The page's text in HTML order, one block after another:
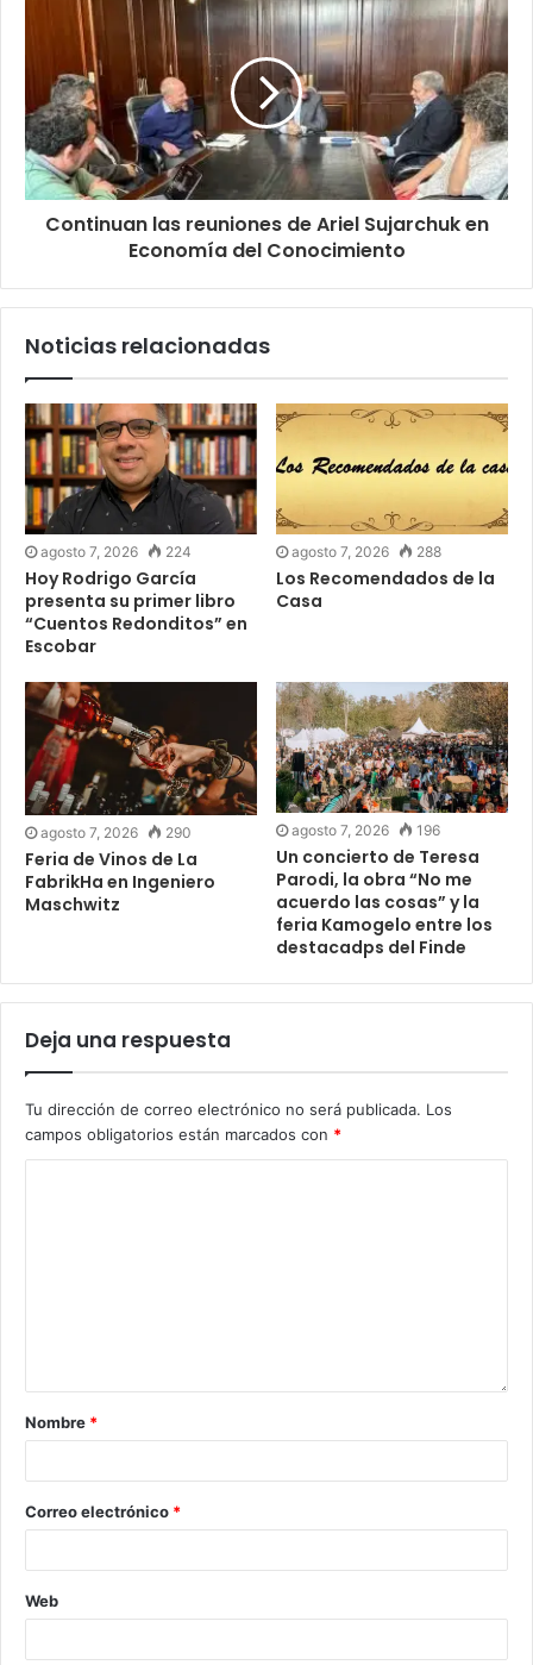
Continuan las reuniones de Ariel Sujarchuk en
Economía del Conocimiento
Noticias relacionadas
agosto 7, 2026 224
Hoy Rodrigo García
presenta su primer libro
“Cuentos Redonditos” en
Escobar
agosto 7, 2026 288
Los Recomendados de la
Casa
agosto 7, 2026 290
Feria de Vinos de La
FabrikHa en Ingeniero
Maschwitz
agosto 7, 2026 196
Un concierto de Teresa
Parodi, la obra “No me
acuerdo las cosas” y la
feria Kamogelo entre los
destacadps del Finde
Deja una respuesta
Tu dirección de correo electrónico no será publicada. Los
campos obligatorios están marcados con *
Nombre *
Correo electrónico *
Web